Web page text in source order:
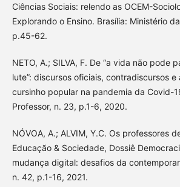
Ciências Sociais: relendo as OCEM-
Explorando o Ensino. Brasília: Ministério
p.45-62.
NETO, A.; SILVA, F. De “a vida não pode
lute”: discursos oficiais, contradiscursos
cursinho popular na pandemia da Covid-
Professor, n. 23, p.1-6, 2020.
NÓVOA, A.; ALVIM, Y.C. Os professores
Educação & Sociedade, Dossiê
mudança digital: desafios da
n. 42, p.1-16, 2021.